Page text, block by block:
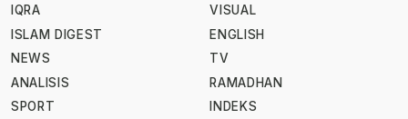
IQRA
ISLAM DIGEST
NEWS
ANALISIS
SPORT
VISUAL
ENGLISH
TV
RAMADHAN
INDEKS